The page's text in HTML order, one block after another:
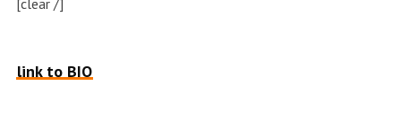
[clear /]
link to BIO